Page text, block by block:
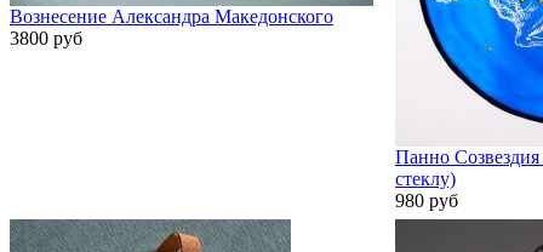
Вознесение Александра Македонского
3800 руб
Панно
стеклу)
980 руб